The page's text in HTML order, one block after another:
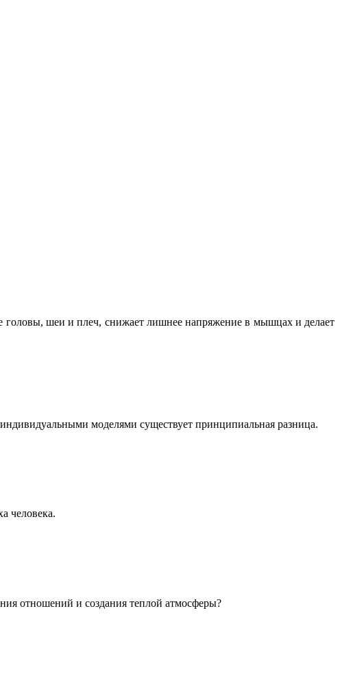
головы, шеи и плеч, снижает лишнее напряжение в мышцах и делает
моделями существует принципиальная разница.
человека.
отношений и создания теплой атмосферы?